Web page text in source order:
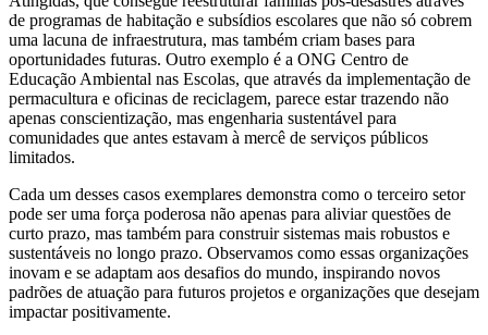
de programas de habitação e subsídios escolares que não só cobrem
uma lacuna de infraestrutura, mas também criam bases para
oportunidades futuras. Outro exemplo é a ONG Centro de
Educação Ambiental nas Escolas, que através da implementação de
permacultura e oficinas de reciclagem, parece estar trazendo não
apenas conscientização, mas engenharia sustentável para
comunidades que antes estavam à mercê de serviços públicos
limitados.
Cada um desses casos exemplares demonstra como o terceiro setor
pode ser uma força poderosa não apenas para aliviar questões de
curto prazo, mas também para construir sistemas mais robustos e
sustentáveis no longo prazo. Observamos como essas organizações
inovam e se adaptam aos desafios do mundo, inspirando novos
padrões de atuação para futuros projetos e organizações que desejam
impactar positivamente.